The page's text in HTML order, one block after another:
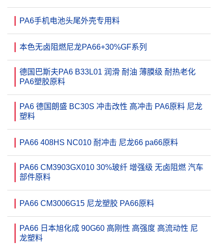
PA6手机电池头尾外壳专用料
本色无卤阻燃尼龙PA66+30%GF系列
德国巴斯夫PA6 B33L01 润滑 耐油 薄膜级 耐热老化
PA6塑胶原料
PA6 德国朗盛 BC30S 冲击改性 高冲击 PA6原料 尼龙
塑料
PA66 408HS NC010 耐冲击 尼龙66 pa66原料
PA66 CM3903GX010 30%玻纤 增强级 无卤阻燃 汽车
部件原料
PA66 CM3006G15 尼龙塑胶 PA66原料
PA66 日本旭化成 90G60 高刚性 高强度 高流动性 尼
龙塑料